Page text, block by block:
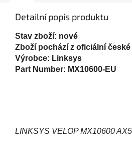
Detailní popis produktu
Stav zboží: nové
Zboží pochází z oficiální
Výrobce: Linksys
Part Number: MX10600-EU
LINKSYS VELOP MX10600